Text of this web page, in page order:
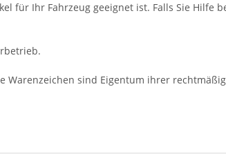
für Ihr Fahrzeug geeignet ist. Falls Sie Hilfe
Warenzeichen sind Eigentum ihrer